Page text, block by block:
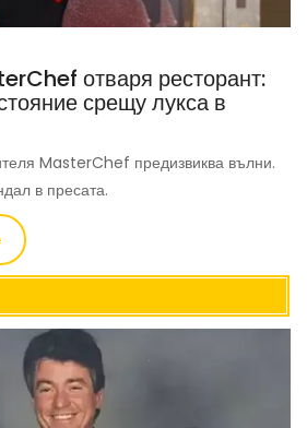
отваря ресторант:
срещу лукса в
MasterChef предизвиква вълни.
в пресата.